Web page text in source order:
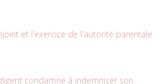
et l'exercice de l'autorité parentale
condamné à indemniser son